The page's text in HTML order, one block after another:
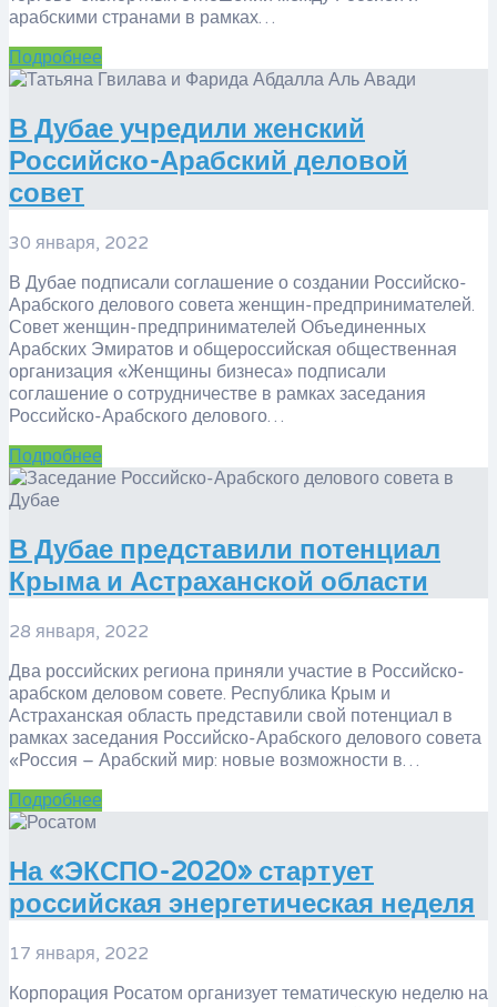
арабскими странами в рамках…
Подробнее
​В Дубае учредили женский
Российско-Арабский деловой
совет
30 января, 2022
В Дубае подписали соглашение о создании Российско-
Арабского делового совета женщин-предпринимателей.
Совет женщин-предпринимателей Объединенных
Арабских Эмиратов и общероссийская общественная
организация «Женщины бизнеса» подписали
соглашение о сотрудничестве в рамках заседания
Российско-Арабского делового…
Подробнее
​В Дубае представили потенциал
Крыма и Астраханской области
28 января, 2022
Два российских региона приняли участие в Российско-
арабском деловом совете. Республика Крым и
Астраханская область представили свой потенциал в
рамках заседания Российско-Арабского делового совета
«Россия – Арабский мир: новые возможности в…
Подробнее
На «ЭКСПО-2020» стартует
российская энергетическая неделя
17 января, 2022
Корпорация Росатом организует тематическую неделю на